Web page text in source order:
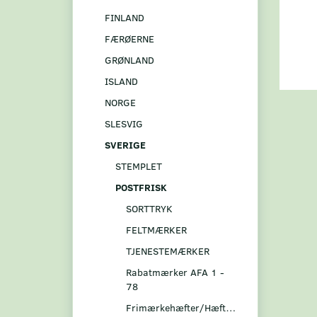
FINLAND
FÆRØERNE
GRØNLAND
ISLAND
NORGE
SLESVIG
SVERIGE
STEMPLET
POSTFRISK
SORTTRYK
FELTMÆRKER
TJENESTEMÆRKER
Rabatmærker AFA 1 -
78
Frimærkehæfter/Hæftesammentryk